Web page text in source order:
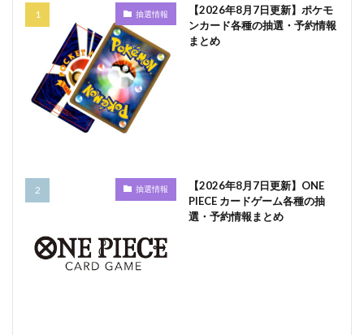
抽選情報
【2026年8月7日更新】ポケモ
ンカード各種の抽選・予約情報
まとめ
抽選情報
【2026年8月7日更新】ONE
PIECE カードゲーム各種の抽
選・予約情報まとめ